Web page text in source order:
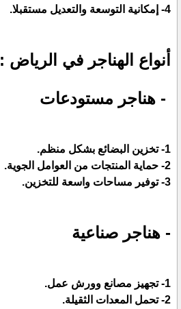
4- إمكانية التوسعة والتعديل مستقبلا.
أنواع الهناجر في الرياض :
- هناجر مستودعات
1- تخزين البضائع بشكل منظم.
2- حماية المنتجات من العوامل الجوية.
3- توفير مساحات واسعة للتخزين.
- هناجر صناعية
1- تجهيز مصانع وورش عمل.
2- تحمل المعدات الثقيلة.